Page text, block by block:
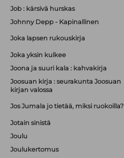
Job : kärsivä hurskas
Johnny Depp - Kapinallinen
Joka lapsen rukouskirja
Joka yksin kulkee
Joona ja suuri kala : kahvakirja
Joosuan kirja : seurakunta Joosuan
kirjan valossa
Jos Jumala jo tietää, miksi ruokoilla?
Jotain sinistä
Joulu
Joulukertomus